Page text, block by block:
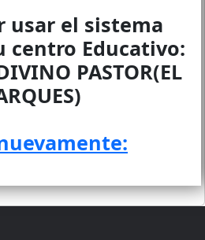
usar el sistema
centro Educativo:
PASTOR(EL